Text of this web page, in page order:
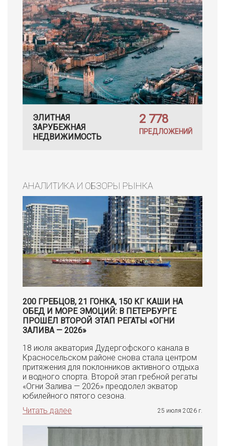
ЭЛИТНАЯ
ЗАРУБЕЖНАЯ
НЕДВИЖИМОСТЬ
2 778
ПРЕДЛОЖЕНИЙ
АНАЛИТИКА И ОБЗОРЫ РЫНКА
200 ГРЕБЦОВ, 21 ГОНКА, 150 КГ КАШИ НА
ОБЕД И МОРЕ ЭМОЦИЙ: В ПЕТЕРБУРГЕ
ПРОШЁЛ ВТОРОЙ ЭТАП РЕГАТЫ «ОГНИ
ЗАЛИВА — 2026»
18 июля акватория Дудергофского канала в
Красносельском районе снова стала центром
притяжения для поклонников активного отдыха
и водного спорта. Второй этап гребной регаты
«Огни Залива — 2026» преодолел экватор
юбилейного пятого сезона.
Читать далее
25 июля 2026 г.